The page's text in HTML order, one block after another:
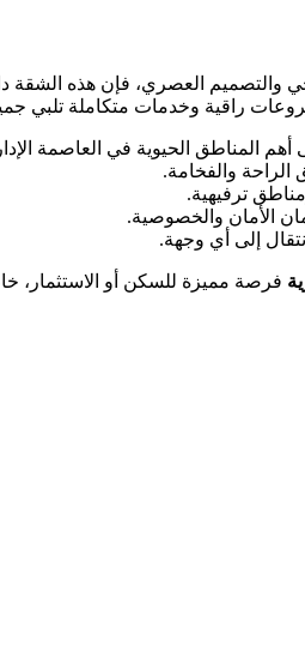
والتصميم العصري، فإن هذه الشقة
راقية وخدمات متكاملة تلبي
المناطق الحيوية في العاصمة
والفخامة.
ترفيهية.
الأمان والخصوصية.
إلى أي وجهة.
فرصة مميزة للسكن أو الاستثمار،